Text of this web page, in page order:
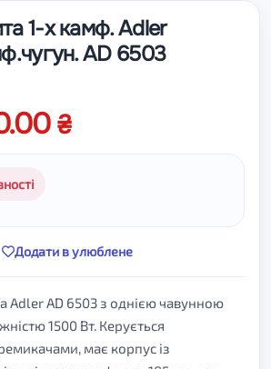
1-х камф. Adler
AD 6503
Додати в улюблене
Adler AD 6503 з однією чавунною
1500 Вт. Керується
має корпус із